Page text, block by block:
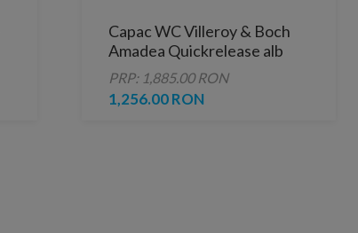
Capac WC Villeroy & Boch
Amadea Quickrelease alb
alpin
PRP: 1,885.00 RON
1,256.00 RON